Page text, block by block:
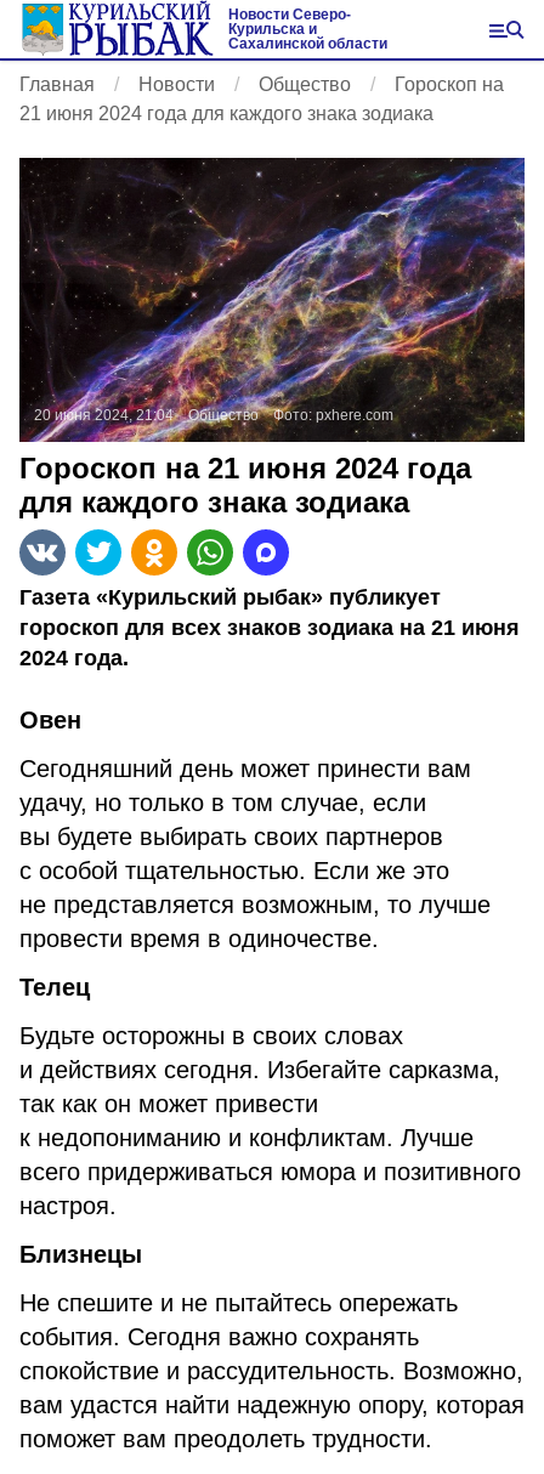
Новости Северо-
Курильска и
Сахалинской области
Главная Новости Общество
Гороскоп на
21 июня 2024 года для каждого знака зодиака
20 июня 2024, 21:04 Общество Фото: pxhere.com
Гороскоп на 21 июня 2024 года
для каждого знака зодиака
Газета «Курильский рыбак» публикует
гороскоп для всех знаков зодиака на 21 июня
2024 года.
Овен
Сегодняшний день может принести вам
удачу, но только в том случае, если
вы будете выбирать своих партнеров
с особой тщательностью. Если же это
не представляется возможным, то лучше
провести время в одиночестве.
Телец
Будьте осторожны в своих словах
и действиях сегодня. Избегайте сарказма,
так как он может привести
к недопониманию и конфликтам. Лучше
всего придерживаться юмора и позитивного
настроя.
Близнецы
Не спешите и не пытайтесь опережать
события. Сегодня важно сохранять
спокойствие и рассудительность. Возможно,
вам удастся найти надежную опору, которая
поможет вам преодолеть трудности.